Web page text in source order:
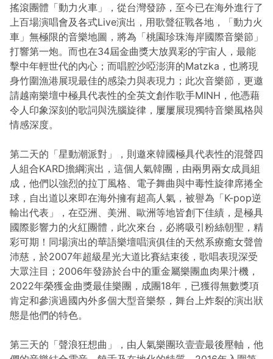
搖滾團體「動力火車」，從台灣發跡，至今已在海外進行了
上百場演唱會及各式Live演出，用歌聲征戰各地，「動力火
車」無極限的音樂地圖，將為「桃園珍珠海岸國際音樂節」
打響第一炮。而也在34屆金曲獎大放異彩的宇宙人，最能
擊中年輕世代的內心；而唱腔沙啞澎湃的Matzka，也將現
身竹圍漁港展現最佳的感染力與表現力；此次音樂節，更邀
請越南樂壇中極具代表性的全英文創作歌手MINH，他憑藉
令人印象深刻的歌詞與洗腦旋律，屢屢展現獨特音樂風格與
情感深度。
第二天的「星動潮派對」，則邀來韓國極具代表性的混聲四
人組合KARD擔綱演出，這個人氣韓團，由兩男兩女成員組
成，他們以強烈的拉丁風格、電子舞曲與中毒性旋律席捲全
球，自出道以來即在海外擁有超高人氣，被譽為「K-pop逆
輸出代表」，在亞洲、美洲、歐洲等地皆創下佳績，是極具
國際影響力的火紅團體，此次來台，必將吸引粉絲朝聖，精
彩可期！同場演出的華語樂壇唱演俱佳的天然系療癒女聲曾
沛慈，於2007年超級星光大道比賽結束後，歌唱表現深受
大眾注目；2006年發跡於台中的重金屬樂團血肉果汁機，
2022年榮獲金曲獎最佳樂團，成團18年，已獲得無數獎項
肯定和參演過國內外多個大型音樂祭，舞台上炸裂的演出狀
態是他們的特色。
第三天的「聲浪狂想曲」，由人氣樂團玖壹壹最後壓軸，他